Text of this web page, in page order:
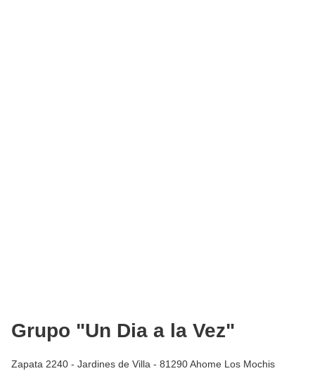
Grupo "Un Dia a la Vez"
Zapata 2240 - Jardines de Villa - 81290 Ahome Los Mochis